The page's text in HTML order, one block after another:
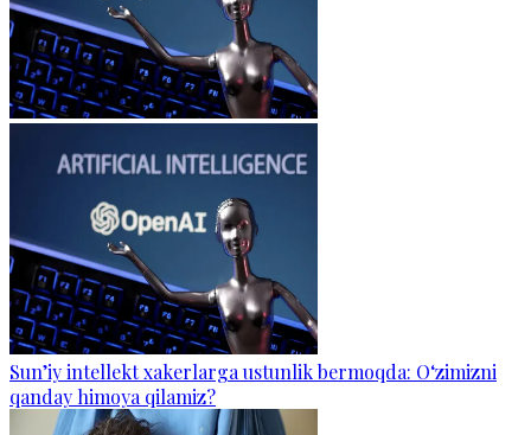
Sun’iy intellekt xakerlarga ustunlik bermoqda: O‘zimizni
qanday himoya qilamiz?